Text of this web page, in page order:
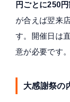
円ごとに250
が合えば翌来
す。開催日は
意が必要です。
大感謝祭の